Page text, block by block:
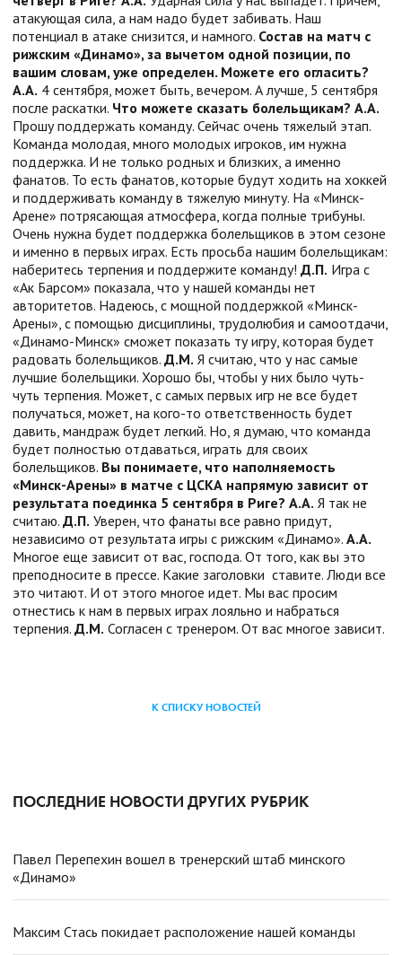
атакующая сила, а нам надо будет забивать. Наш
потенциал в атаке снизится, и намного. Состав на матч с
рижским «Динамо», за вычетом одной позиции, по
вашим словам, уже определен. Можете его огласить?
А.А. 4 сентября, может быть, вечером. А лучше, 5 сентября
после раскатки. Что можете сказать болельщикам? А.А.
Прошу поддержать команду. Сейчас очень тяжелый этап.
Команда молодая, много молодых игроков, им нужна
поддержка. И не только родных и близких, а именно
фанатов. То есть фанатов, которые будут ходить на хоккей
и поддерживать команду в тяжелую минуту. На «Минск-
Арене» потрясающая атмосфера, когда полные трибуны.
Очень нужна будет поддержка болельщиков в этом сезоне
и именно в первых играх. Есть просьба нашим болельщикам:
наберитесь терпения и поддержите команду! Д.П. Игра с
«Ак Барсом» показала, что у нашей команды нет
авторитетов. Надеюсь, с мощной поддержкой «Минск-
Арены», с помощью дисциплины, трудолюбия и самоотдачи,
«Динамо-Минск» сможет показать ту игру, которая будет
радовать болельщиков. Д.М. Я считаю, что у нас самые
лучшие болельщики. Хорошо бы, чтобы у них было чуть-
чуть терпения. Может, с самых первых игр не все будет
получаться, может, на кого-то ответственность будет
давить, мандраж будет легкий. Но, я думаю, что команда
будет полностью отдаваться, играть для своих
болельщиков. Вы понимаете, что наполняемость
«Минск-Арены» в матче с ЦСКА напрямую зависит от
результата поединка 5 сентября в Риге? А.А. Я так не
считаю. Д.П. Уверен, что фанаты все равно придут,
независимо от результата игры с рижским «Динамо». А.А.
Многое еще зависит от вас, господа. От того, как вы это
преподносите в прессе. Какие заголовки ставите. Люди все
это читают. И от этого многое идет. Мы вас просим
отнестись к нам в первых играх лояльно и набраться
терпения. Д.М. Согласен с тренером. От вас многое зависит.
К СПИСКУ НОВОСТЕЙ
ПОСЛЕДНИЕ НОВОСТИ ДРУГИХ РУБРИК
Павел Перепехин вошел в тренерский штаб минского
«Динамо»
Максим Стась покидает расположение нашей команды